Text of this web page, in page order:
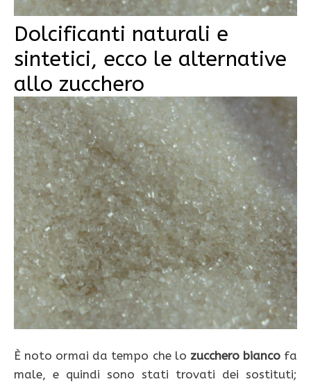
Dolcificanti naturali e
sintetici, ecco le alternative
allo zucchero
È noto ormai da tempo che lo zucchero biancofa
male, e quindi sono stati trovati dei sostituti;